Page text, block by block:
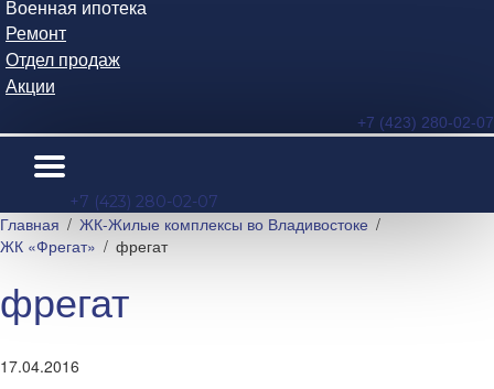
Военная ипотека
Ремонт
Отдел продаж
Акции
+7 (423) 280-02-07
+7 (423) 280-02-07
Главная
ЖК-Жилые комплексы во Владивостоке
ЖК «Фрегат»
фрегат
фрегат
17.04.2016